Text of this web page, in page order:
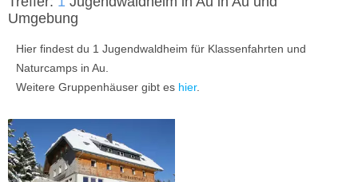
Umgebung
Hier findest du 1 Jugendwaldheim für Klassenfahrten und
Naturcamps in Au.
Weitere Gruppenhäuser gibt es hier.